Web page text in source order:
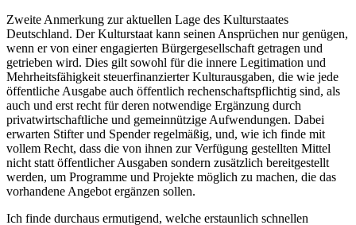
Zweite Anmerkung zur aktuellen Lage des Kulturstaates
Deutschland. Der Kulturstaat kann seinen Ansprüchen nur genügen,
wenn er von einer engagierten Bürgergesellschaft getragen und
getrieben wird. Dies gilt sowohl für die innere Legitimation und
Mehrheitsfähigkeit steuerfinanzierter Kulturausgaben, die wie jede
öffentliche Ausgabe auch öffentlich rechenschaftspflichtig sind, als
auch und erst recht für deren notwendige Ergänzung durch
privatwirtschaftliche und gemeinnützige Aufwendungen. Dabei
erwarten Stifter und Spender regelmäßig, und, wie ich finde mit
vollem Recht, dass die von ihnen zur Verfügung gestellten Mittel
nicht statt öffentlicher Ausgaben sondern zusätzlich bereitgestellt
werden, um Programme und Projekte möglich zu machen, die das
vorhandene Angebot ergänzen sollen.
Ich finde durchaus ermutigend, welche erstaunlich schnellen